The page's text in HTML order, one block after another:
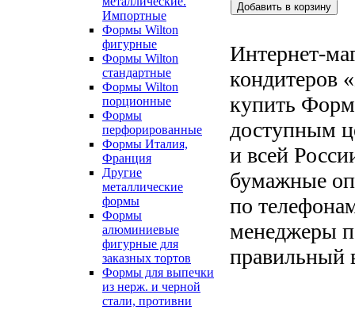
Импортные
Формы Wilton
фигурные
Формы Wilton
стандартные
Формы Wilton
порционные
Формы
перфорированные
Формы Италия,
Франция
Другие
металлические
формы
Формы
алюминиевые
фигурные для
заказных тортов
Формы для выпечки
из нерж. и черной
стали, противни
Интернет-
кондитеров
купить
доступным
и всей
бумажные
по
менеджеры
правильный